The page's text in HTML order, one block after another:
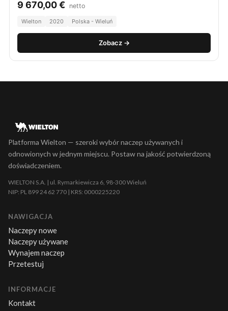
9 670,00€ netto
Wielton 2020 Polska - Wieluń
Zobacz →
Platforma Wielton — szeroki wybór naczep używanych i
odnowionych w jednym miejscu. Postaw na jakość potwierdzoną
doświadczeniem.
WIELTON S.A. | ul. Rymarkiewicza 6, 98-300 Wieluń
NIP: PL 899 24 62 770 | KRS: 0000225220
NAWIGACJA
Naczepy nowe
Naczepy używane
Wynajem naczep
Przetestuj
INFORMACJE
Kontakt